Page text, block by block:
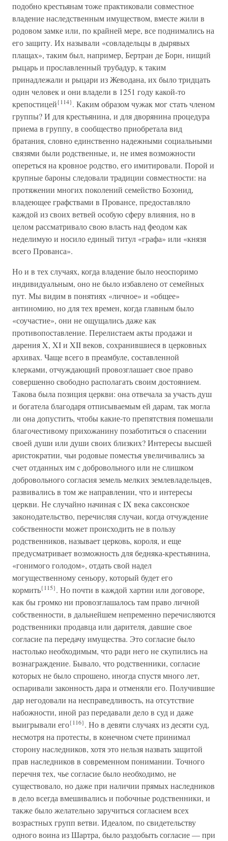
подобно крестьянам тоже практиковали совместное
владение наследственным имуществом, вместе жили в
родовом замке или, по крайней мере, все поднимались на
его защиту. Их называли «совладельцы в дырявых
плащах», таким был, например, Бертран де Борн, нищий
рыцарь и прославленный трубадур, к таким
принадлежали и рыцари из Жеводана, их было тридцать
один человек и они владели в 1251 году какой-то
крепостицей{114}. Каким образом чужак мог стать членом
группы? И для крестьянина, и для дворянина процедура
приема в группу, в сообщество приобретала вид
братания, словно единственно надежными социальными
связями были родственные, и, не имея возможности
опереться на кровное родство, его имитировали. Порой и
крупные бароны следовали традиции совместности: на
протяжении многих поколений семейство Бозонид,
владеющее графствами в Провансе, предоставляло
каждой из своих ветвей особую сферу влияния, но в
целом рассматривало свою власть над феодом как
неделимую и носило единый титул «графа» или «князя
всего Прованса».
Но и в тех случаях, когда владение было неоспоримо
индивидуальным, оно не было избавлено от семейных
пут. Мы видим в понятиях «личное» и «общее»
антиномию, но для тех времен, когда главным было
«соучастие», они не ощущались даже как
противопоставление. Перелистаем акты продажи и
дарения X, XI и XII веков, сохранившиеся в церковных
архивах. Чаще всего в преамбуле, составленной
клерками, отчуждающий провозглашает свое право
совершенно свободно располагать своим достоянием.
Такова была позиция церкви: она отвечала за участь душ
и богатела благодаря отписываемым ей дарам, так могла
ли она допустить, чтобы какие-то препятствия помешали
благочестивому прихожанину позаботиться о спасении
своей души или души своих близких? Интересы высшей
аристократии, чьи родовые поместья увеличивались за
счет отданных им с добровольного или не слишком
добровольного согласия земель мелких землевладельцев,
развивались в том же направлении, что и интересы
церкви. Не случайно начиная с IX века саксонское
законодательство, перечисляя случаи, когда отчуждение
собственности может происходить не в пользу
родственников, называет церковь, короля, и еще
предусматривает возможность для бедняка-крестьянина,
«гонимого голодом», отдать свой надел
могущественному сеньору, который будет его
кормить{115}. Но почти в каждой хартии или договоре,
как бы громко ни провозглашалось там право личной
собственности, в дальнейшем непременно перечисляются
родственники продавца или дарителя, давшие свое
согласие па передачу имущества. Это согласие было
настолько необходимым, что ради него не скупились на
вознаграждение. Бывало, что родственники, согласие
которых не было спрошено, иногда спустя много лет,
оспаривали законность дара и отменяли его. Получившие
дар негодовали на несправедливость, на отсутствие
набожности, иной раз передавали дело в суд и даже
выигрывали его{116}. Но в девяти случаях из десяти суд,
несмотря на протесты, в конечном счете принимал
сторону наследников, хотя это нельзя назвать защитой
прав наследников в современном понимании. Точного
перечня тех, чье согласие было необходимо, не
существовало, но даже при наличии прямых наследников
в дело всегда вмешивались и побочные родственники, и
также было желательно заручиться согласием всех
возрастных групп ветви. Идеалом, по свидетельству
одного воина из Шартра, было раздобыть согласие — при